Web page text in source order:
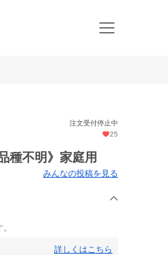
注文受付停止中
25
種不明》家庭用
みんなの投稿を見る
詳しくはこちら